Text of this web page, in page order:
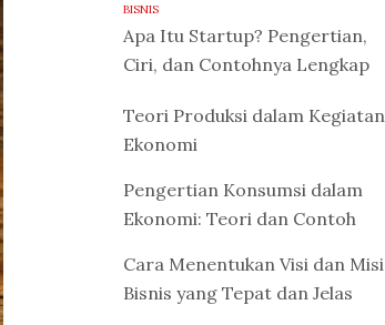
BISNIS
Apa Itu Startup? Pengertian,
Ciri, dan Contohnya Lengkap
Teori Produksi dalam Kegiatan
Ekonomi
Pengertian Konsumsi dalam
Ekonomi: Teori dan Contoh
Cara Menentukan Visi dan Misi
Bisnis yang Tepat dan Jelas